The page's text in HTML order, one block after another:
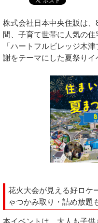
株式会社日本中央住販は
間、子育て世帯に人気の
「ハートフルビレッジ木
謝をテーマにした夏祭りイ
花火大会が見える好ロケ
ゃつかみ取り・詰め放題
本イベントは、大人も子